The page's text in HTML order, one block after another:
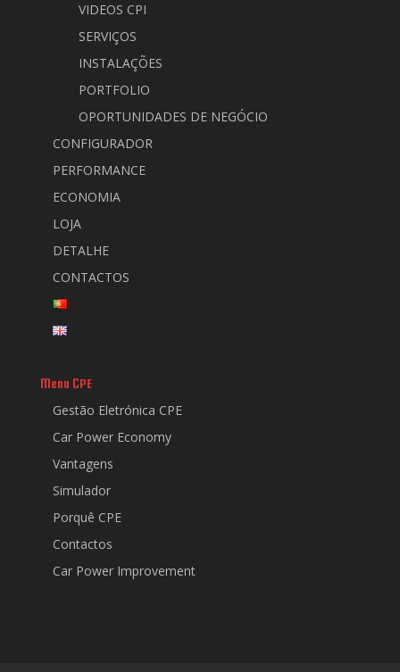
VIDEOS CPI
SERVIÇOS
INSTALAÇÕES
PORTFOLIO
OPORTUNIDADES DE NEGÓCIO
CONFIGURADOR
PERFORMANCE
ECONOMIA
LOJA
DETALHE
CONTACTOS
Menu CPE
Gestão Eletrónica CPE
Car Power Economy
Vantagens
Simulador
Porquê CPE
Contactos
Car Power Improvement